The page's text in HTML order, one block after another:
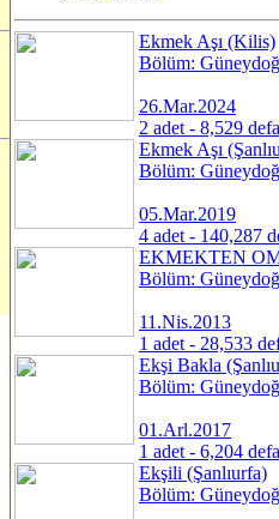
Ekmek Aşı (Kilis)
Bölüm:
26.Mar.2024
2 adet - 8,529
Ekmek Aşı
Bölüm:
05.Mar.2019
4 adet - 140,287
EKMEKTEN
Bölüm:
11.Nis.2013
1 adet - 28,533
Ekşi Bakla
Bölüm:
01.Arl.2017
1 adet - 6,204
Ekşili (Şanlıurfa)
Bölüm: